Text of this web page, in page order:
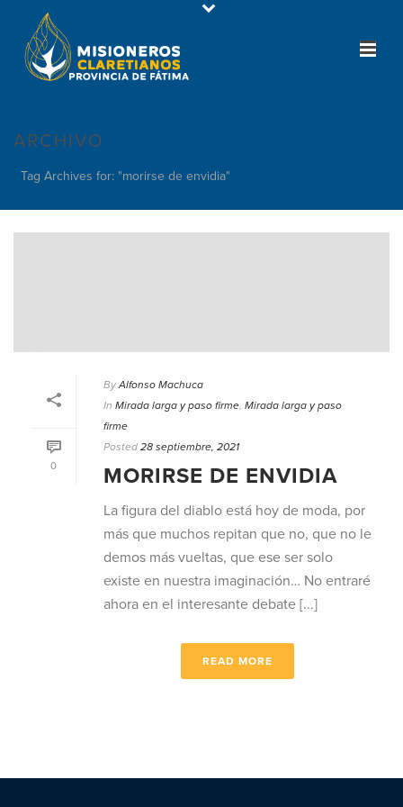
ARCHIVO
Tag Archives for: "morirse de envidia"
0
By Alfonso Machuca
In Mirada larga y paso firme, Mirada larga y paso
firme
Posted 28 septiembre, 2021
MORIRSE DE ENVIDIA
La figura del diablo está hoy de moda, por
más que muchos repitan que no, que no le
demos más vueltas, que ese ser solo
existe en nuestra imaginación… No entraré
ahora en el interesante debate [...]
READ MORE